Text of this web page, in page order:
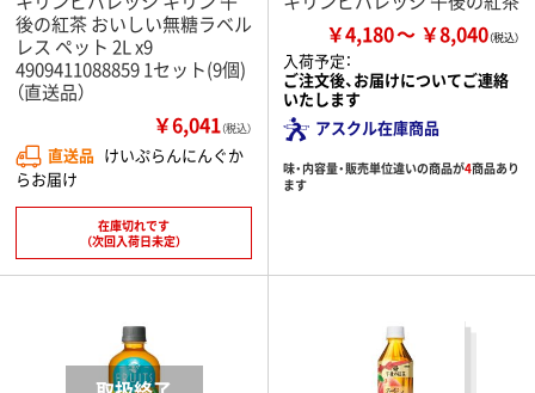
後の紅茶 おいしい無糖ラベル
レス ペット 2L x9
4909411088859 1セット(9個)
（直送品）
￥6,041（税込）
直送品 けいぷらんにんぐか
らお届け
在庫切れです
（次回入荷日未定）
￥4,180 ￥8,040
入荷予定：
ご注文後、お届けについてご連絡
いたします
アスクル在庫商品
味・内容量・販売単位違いの商品が4商品あり
ます